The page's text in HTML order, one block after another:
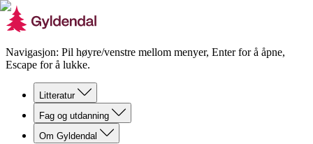
Navigasjon: Pil høyre/venstre mellom menyer, Enter for å åpne,
Escape for å lukke.
Litteratur
Fag og utdanning
Om Gyldendal